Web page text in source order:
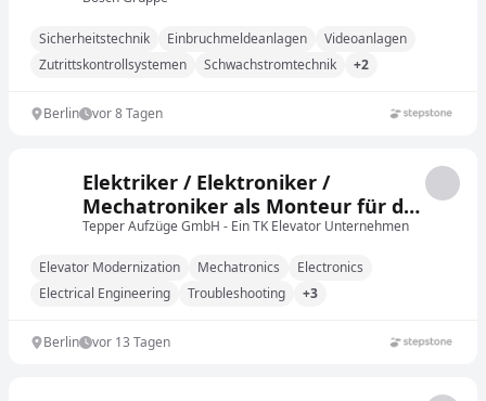
Sicherheitstechnik Einbruchmeldeanlagen
Videoanlagen
Zutrittskontrollsystemen
Schwachstromtechnik +2
Berlin vor 8 Tagen
Elektriker / Elektroniker /
Mechatroniker als Monteur für die
Modernisierung von
Tepper Aufzüge GmbH - Ein TK Elevator Unternehmen
Elevator Modernization Mechatronics
Electronics
Electrical Engineering
Troubleshooting +3
Berlin vor 13 Tagen